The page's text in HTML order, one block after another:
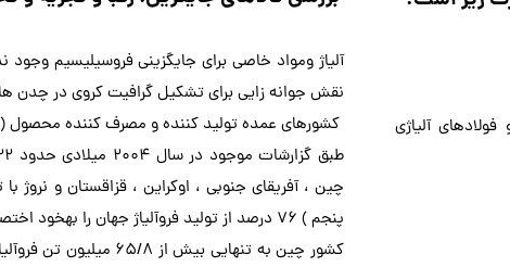
نقش جوانه زایی برای تشکیل گرافیت کروی در چدن
کشورهای عمده تولید کننده و مصرف کننده محصول
پنجم ) 76 درصد از تولید فروآلیاژ جهان را بهخود اختصاص داده اند.
آلیاژی